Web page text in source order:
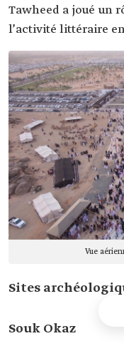
Tawheed a joué un
l’activité littéraire
Vue
Sites
Souk Okaz